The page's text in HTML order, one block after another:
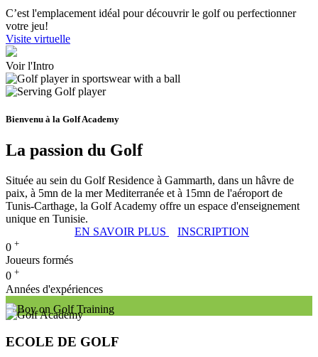
C’est l'emplacement idéal pour découvrir le golf ou perfectionner
votre jeu!
Visite virtuelle
Voir l'Intro
Bienvenu à la Golf Academy
La passion du Golf
Située au sein du Golf Residence à Gammarth, dans un hâvre de
paix, à 5mn de la mer Mediterranée et à 15mn de l'aéroport de
Tunis-Carthage, la Golf Academy offre un espace d'enseignement
unique en Tunisie.
EN SAVOIR PLUS
INSCRIPTION
0 +
Joueurs formés
0 +
Années d'expériences
ECOLE DE GOLF